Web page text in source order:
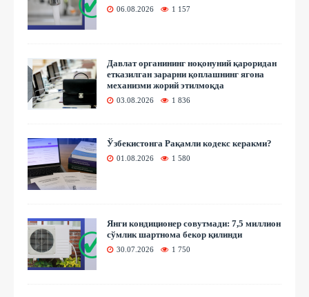
06.08.2026 1 157
Давлат органининг ноқонуний қароридан
етказилган зарарни қоплашнинг ягона
механизми жорий этилмоқда
03.08.2026 1 836
Ўзбекистонга Рақамли кодекс керакми?
01.08.2026 1 580
Янги кондиционер совутмади: 7,5 миллион
сўмлик шартнома бекор қилинди
30.07.2026 1 750